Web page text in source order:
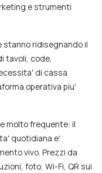
e strumenti
stanno ridisegnando il
tavoli, code,
di cassa
operativa piu'
molto frequente: il
quotidiana e'
vivo. Prezzi da
foto, Wi-Fi, QR sui